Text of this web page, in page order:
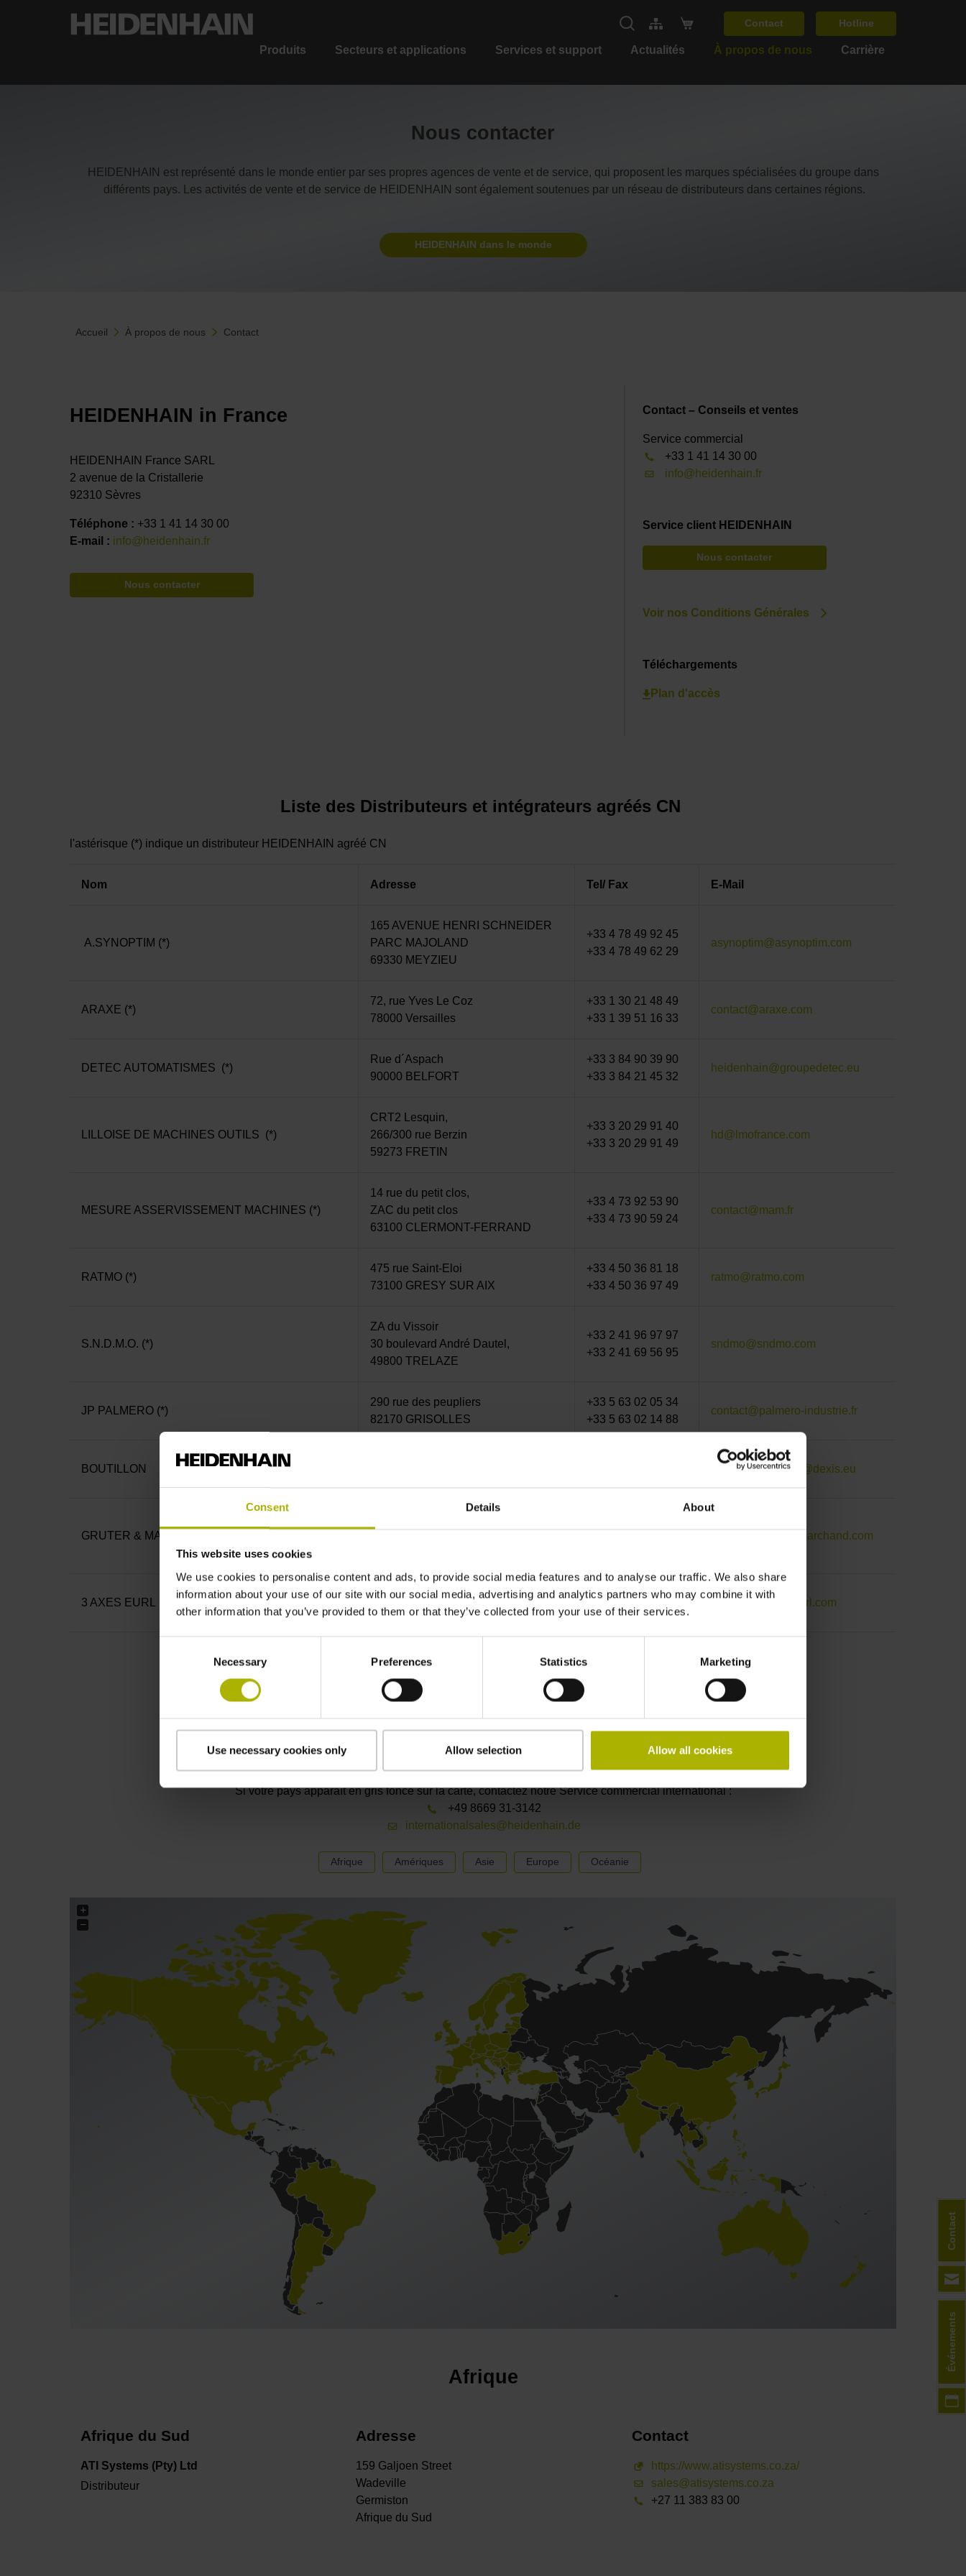
Consent Details About
This website uses cookies
We use cookies to personalise content and ads, to provide social media features and to analyse our traffic. We also share
information about your use of our site with our social media, advertising and analytics partners who may combine it with
other information that you’ve provided to them or that they’ve collected from your use of their services.
Necessary Preferences Statistics Marketing
Use necessary cookies only Allow selection Allow all cookies
Contact Hotline
Produits Secteurs et applications Services et support Actualités À propos de nous Carrière
Nous contacter
HEIDENHAIN est représenté dans le monde entier par ses propres agences de vente et de service, qui proposent les marques spécialisées du groupe dans
différents pays. Les activités de vente et de service de HEIDENHAIN sont également soutenues par un réseau de distributeurs dans certaines régions.
HEIDENHAIN dans le monde
Accueil À propos de nous Contact
HEIDENHAIN in France
HEIDENHAIN France SARL
2 avenue de la Cristallerie
92310 Sèvres
Téléphone : +33 1 41 14 30 00
E-mail : info@heidenhain.fr
Nous contacter
Contact – Conseils et ventes
Service commercial
+33 1 41 14 30 00
info@heidenhain.fr
Service client HEIDENHAIN
Nous contacter
Voir nos Conditions Générales
Téléchargements
Plan d'accès
Liste des Distributeurs et intégrateurs agréés CN
l'astérisque (*) indique un distributeur HEIDENHAIN agréé CN
Nom Adresse Tel/ Fax E-Mail
A.SYNOPTIM (*)
165 AVENUE HENRI SCHNEIDER
PARC MAJOLAND
69330 MEYZIEU
+33 4 78 49 92 45
+33 4 78 49 62 29
asynoptim@asynoptim.com
ARAXE (*)
72, rue Yves Le Coz
78000 Versailles
+33 1 30 21 48 49
+33 1 39 51 16 33
contact@araxe.com
DETEC AUTOMATISMES (*)
Rue d´Aspach
90000 BELFORT
+33 3 84 90 39 90
+33 3 84 21 45 32
heidenhain@groupedetec.eu
LILLOISE DE MACHINES OUTILS (*)
CRT2 Lesquin,
266/300 rue Berzin
59273 FRETIN
+33 3 20 29 91 40
+33 3 20 29 91 49
hd@lmofrance.com
MESURE ASSERVISSEMENT MACHINES (*)
14 rue du petit clos,
ZAC du petit clos
63100 CLERMONT-FERRAND
+33 4 73 92 53 90
+33 4 73 90 59 24
contact@mam.fr
RATMO (*)
475 rue Saint-Eloi
73100 GRESY SUR AIX
+33 4 50 36 81 18
+33 4 50 36 97 49
ratmo@ratmo.com ​​​​​​
S.N.D.M.O. (*)
ZA du Vissoir
30 boulevard André Dautel,
49800 TRELAZE
+33 2 41 96 97 97
+33 2 41 69 56 95
sndmo@sndmo.com
JP PALMERO (*)
290 rue des peupliers
82170 GRISOLLES
+33 5 63 02 05 34
+33 5 63 02 14 88
contact@palmero-industrie.fr
BOUTILLON chenove.boutillon@dexis.eu
GRUTER & MARCHAND
+33 1 47 21 56 81
gruter@gruter-et-marchand.com
3 AXES EURL (*)
40 rue de la Saou
30800 SAINT GILLES
+33 9 67 24 43 10 contact@3axes-sarl.com
Conseil et assistance dans le monde
Pour obtenir les coordonnées de nos différentes antennes, commerciales et SAV,
sélectionnez votre pays / région sur la carte ci-dessous, ou cliquez sur le continent correspondant.
Si votre pays apparaît en gris foncé sur la carte, contactez notre Service commercial international :
+49 8669 31-3142
internationalsales@heidenhain.de
Afrique Amériques Asie Europe Océanie
+
−
Afrique
Afrique du Sud
ATI Systems (Pty) Ltd
Distributeur
Adresse
159 Galjoen Street
Wadeville
Germiston
Contact
https://www.atisystems.co.za/
sales@atisystems.co.za
+27 11 383 83 00
Événements
Contact